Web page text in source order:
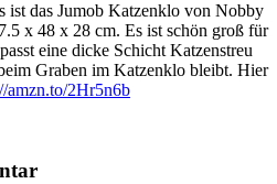
ist das Jumob Katzenklo von Nobby
x 48 x 28 cm. Es ist schön groß für
eine dicke Schicht Katzenstreu
Graben im Katzenklo bleibt. Hier
amzn.to/2Hr5n6b